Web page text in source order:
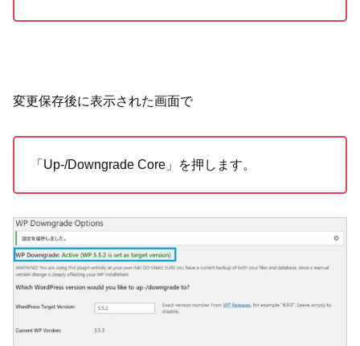
変更保存後に表示された画面で
「Up-/Downgrade Core」を押します。